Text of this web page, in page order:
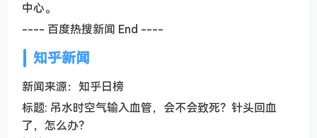
中心。
---- 百度热搜新闻 End ----
知乎新闻
新闻来源：知乎日榜
标题: 吊水时空气输入血管，会不会致死？针头回血
了，怎么办？